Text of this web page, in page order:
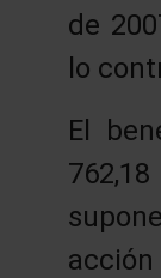
de
lo
El